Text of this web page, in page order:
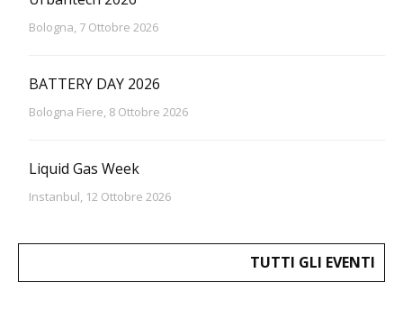
Bologna, 7 Ottobre 2026
BATTERY DAY 2026
Bologna Fiere, 8 Ottobre 2026
Liquid Gas Week
Instanbul, 12 Ottobre 2026
TUTTI GLI EVENTI